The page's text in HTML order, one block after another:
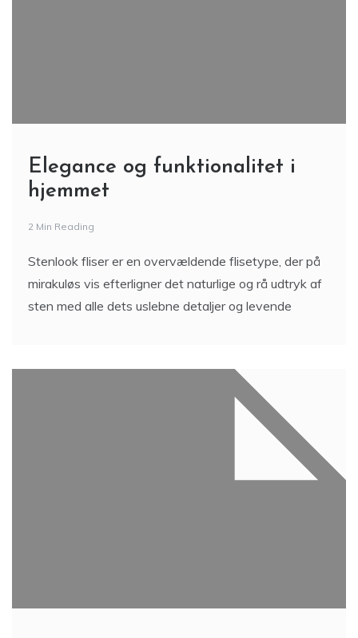
Elegance og funktionalitet i
hjemmet
2 Min Reading
Stenlook fliser er en overvældende flisetype, der på
mirakuløs vis efterligner det naturlige og rå udtryk af
sten med alle dets uslebne detaljer og levende